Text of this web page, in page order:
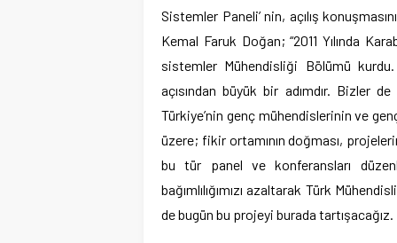
Sistemler Paneli’ nin, açılış
Kemal Faruk Doğan; “2011 Yılında
sistemler Mühendisliği Bölümü
açısından büyük bir adımdır. Bizler
Türkiye’nin genç mühendislerinin ve
üzere; fikir ortamının doğması,
bu tür panel ve konferansları
bağımlılığımızı azaltarak Türk
de bugün bu projeyi burada tartışacağız.